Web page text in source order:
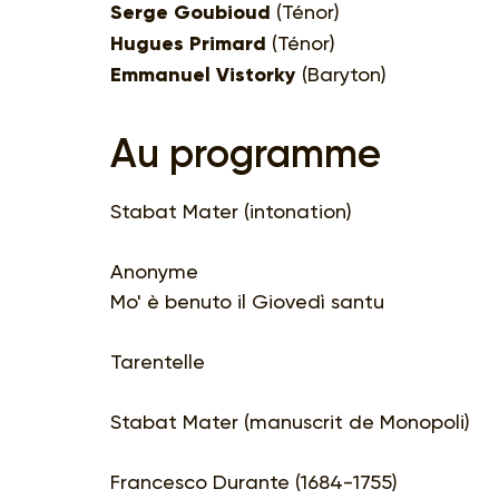
Serge Goubioud (Ténor)
Hugues Primard (Ténor)
Emmanuel Vistorky (Baryton)
Au programme
Stabat Mater (intonation)
Anonyme
Mo' è benuto il Giovedì santu
Tarentelle
Stabat Mater (manuscrit de Monopoli)
Francesco Durante (1684-1755)